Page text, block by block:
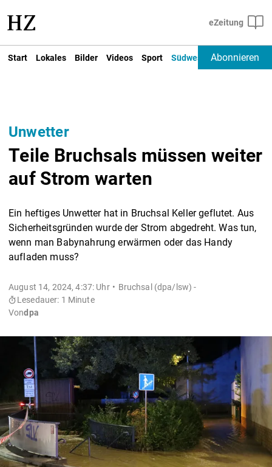
Start Lokales Bilder Videos Sport Südwest Deutschland
Abonnieren
Unwetter
Teile Bruchsals müssen weiter
auf Strom warten
Ein heftiges Unwetter hat in Bruchsal Keller geflutet. Aus
Sicherheitsgründen wurde der Strom abgedreht. Was tun,
wenn man Babynahrung erwärmen oder das Handy
aufladen muss?
August 14, 2024, 4:37: Uhr
Bruchsal (dpa/lsw) -
Lesedauer: 1 Minute
Vondpa